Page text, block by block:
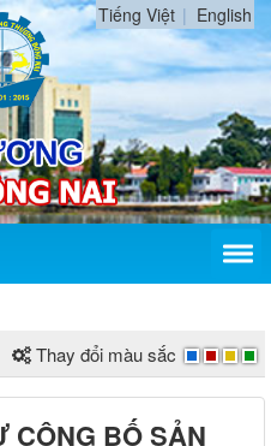
Tiếng Việt English
Thay đổi màu sắc
CÔNG BỐ SẢN